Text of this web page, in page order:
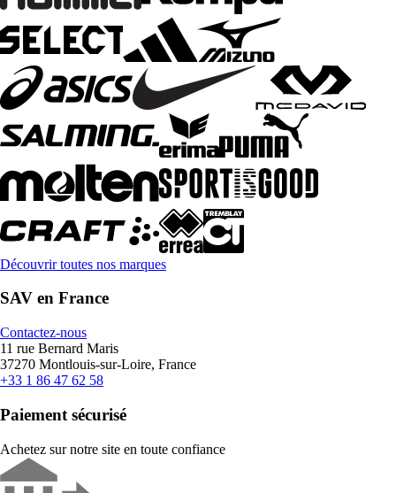
Découvrir toutes nos marques
SAV en France
Contactez-nous
11 rue Bernard Maris
37270 Montlouis-sur-Loire, France
+33 1 86 47 62 58
Paiement sécurisé
Achetez sur notre site en toute confiance